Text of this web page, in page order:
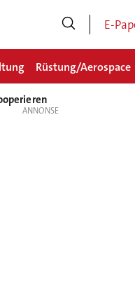
E-
Rüstung/Aerospace